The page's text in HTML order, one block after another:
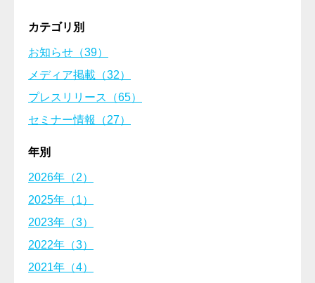
カテゴリ別
お知らせ（39）
メディア掲載（32）
プレスリリース（65）
セミナー情報（27）
年別
2026年（2）
2025年（1）
2023年（3）
2022年（3）
2021年（4）